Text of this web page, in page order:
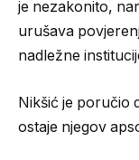
je nezakonito,
urušava
nadležne
Nikšić je poručio
ostaje njegov